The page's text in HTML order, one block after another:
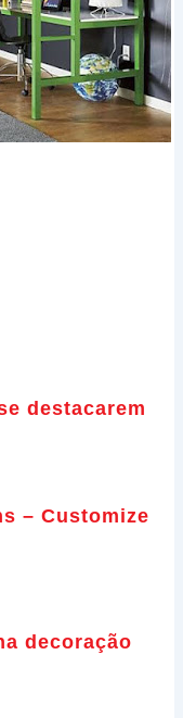
destacarem
– Customize
decoração